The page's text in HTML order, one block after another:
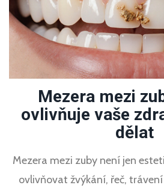
Mezera mezi
ovlivňuje vaše
dělat
Mezera mezi zuby není jen
ovlivňovat žvýkání, řeč,